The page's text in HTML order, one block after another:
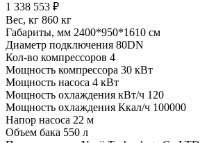
1 338 553 ₽
Вес, кг 860 кг
Габариты, мм 2400*950*1610 см
Диаметр подключения 80DN
Кол-во компрессоров 4
Мощность компрессора 30 кВт
Мощность насоса 4 кВт
Мощность охлаждения кВт/ч 120
Мощность охлаждения Ккал/ч 100000
Напор насоса 22 м
Объем бака 550 л